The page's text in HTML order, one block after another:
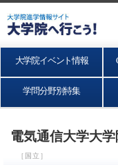
大学院イベント情報
学問分野別特集
電気通信大学大
［国立］